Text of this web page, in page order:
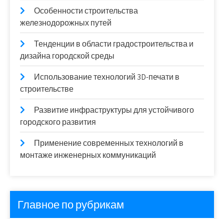
Особенности строительства
железнодорожных путей
Тенденции в области градостроительства и
дизайна городской среды
Использование технологий 3D-печати в
строительстве
Развитие инфраструктуры для устойчивого
городского развития
Применение современных технологий в
монтаже инженерных коммуникаций
Главное по рубрикам